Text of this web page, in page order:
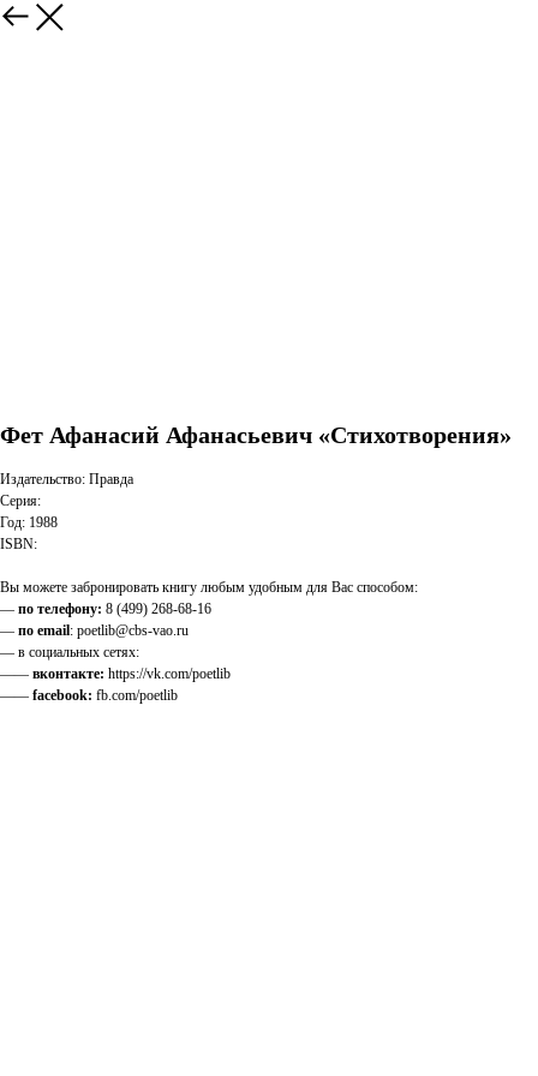
Фет Афанасий Афанасьевич «Стихотворения»
Издательство: Правда
Серия:
Год: 1988
ISBN:
Вы можете забронировать книгу любым удобным для Вас способом:
— по телефону: 8 (499) 268-68-16
— по email: poetlib@cbs-vao.ru
— в социальных сетях:
—— вконтакте: https://vk.com/poetlib
—— facebook: fb.com/poetlib